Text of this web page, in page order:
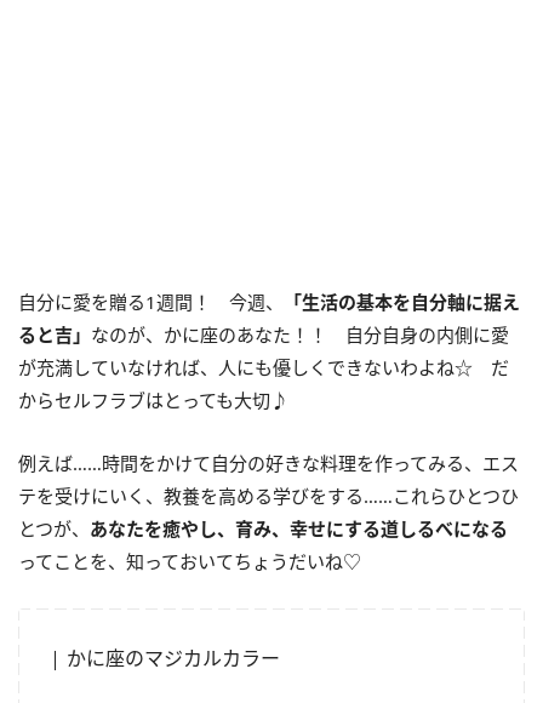
自分に愛を贈る1週間！ 今週、
「生活の基本を自分軸に据え
ると吉」 なのが、かに座のあなた！！ 自分自身の内側に愛
が充満していなければ、人にも優しくできないわよね☆ だ
からセルフラブはとっても大切♪
例えば……時間をかけて自分の好きな料理を作ってみる、エス
テを受けにいく、教養を高める学びをする……これらひとつひ
とつが、 あなたを癒やし、育み、幸せにする道しるべになる
ってことを、知っておいてちょうだいね♡
かに座のマジカルカラー